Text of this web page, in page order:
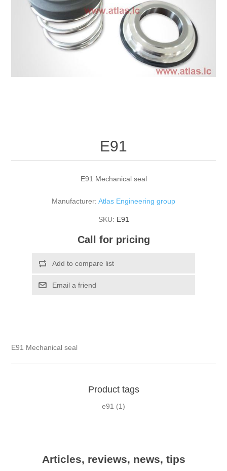
E91
E91 Mechanical seal
Manufacturer: Atlas Engineering group
SKU: E91
Call for pricing
E91 Mechanical seal
Product tags
e91 (1)
Articles, reviews, news, tips